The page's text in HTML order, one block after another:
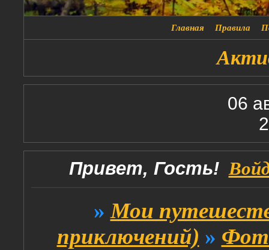
Главная Правила
06
Привет, Гость!
» Мои
приключений) »